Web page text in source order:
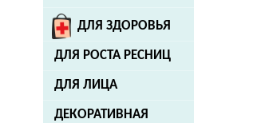
ДЛЯ ЗДОРОВЬЯ
ДЛЯ РОСТА РЕСНИЦ
ДЛЯ ЛИЦА
ДЕКОРАТИВНАЯ